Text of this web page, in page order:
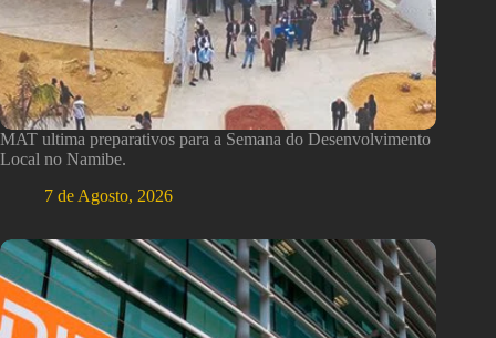
MAT ultima preparativos para a Semana do Desenvolvimento
Local no Namibe.
7 de Agosto, 2026